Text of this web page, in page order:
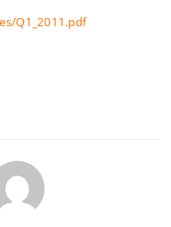
Q1_2011.pdf